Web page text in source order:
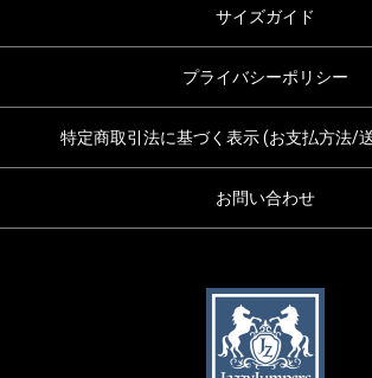
サイズガイド
プライバシーポリシー
特定商取引法に基づく表示 (お支払方法/
お問い合わせ